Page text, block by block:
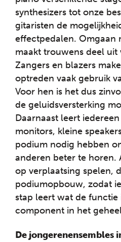
synthesizers tot onze
gitaristen de
effectpedalen. Omgaan
maakt trouwens deel uit
Zangers en blazers
optreden vaak gebruik
Voor hen is het dus
de geluidsversterking
Daarnaast leert
monitors, kleine
podium nodig hebben
anderen beter te horen.
op verplaatsing spelen,
podiumopbouw, zodat
stap leert wat de functie
component in het
De jongerenensembles